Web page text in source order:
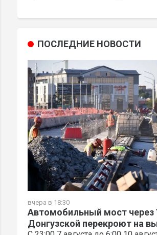
ПОСЛЕДНИЕ НОВОСТИ
вчера в 18:30
Автомобильный мост через
Донгузской перекроют на